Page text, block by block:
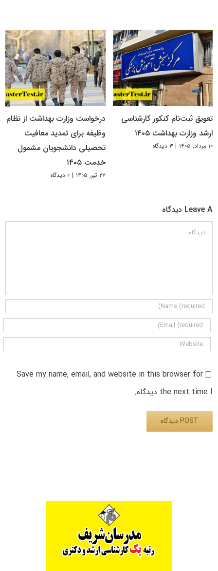
تعویق ثبت‌نام کنکور کارشناسی
ارشد وزارت بهداشت ۱۴۰۵
۱۰ مرداد, ۱۴۰۵ | ۳ دیدگاه
درخواست وزارت بهداشت از نظام
وظیفه برای تمدید معافیت
تحصیلی دانشجویان مشمول
خدمت ۱۴۰۵
۲۷ تیر, ۱۴۰۵ | ۰ دیدگاه
Leave A دیدگاه
دیدگاه
Save my name, email, and website in this browser for
the next time I دیدگاه.